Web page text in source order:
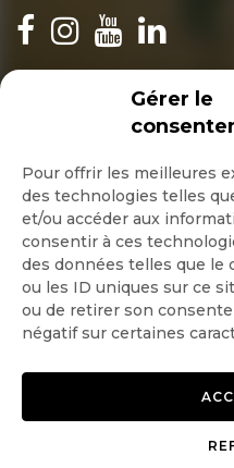
Gérer le
Pour offrir les meilleures
des technologies telles
et/ou accéder aux
consentir à ces
des données telles que le
ou les ID uniques sur ce
ou de retirer son
négatif sur certaines
INSCRIPTION
Quotidienne
Hebdo
OK